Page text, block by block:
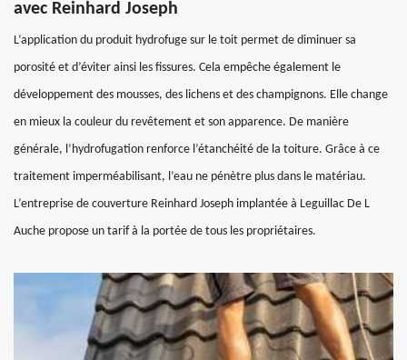
avec Reinhard Joseph
L’application du produit hydrofuge sur le toit permet de diminuer sa
porosité et d’éviter ainsi les fissures. Cela empêche également le
développement des mousses, des lichens et des champignons. Elle change
en mieux la couleur du revêtement et son apparence. De manière
générale, l’hydrofugation renforce l’étanchéité de la toiture. Grâce à ce
traitement imperméabilisant, l’eau ne pénètre plus dans le matériau.
L’entreprise de couverture Reinhard Joseph implantée à Leguillac De L
Auche propose un tarif à la portée de tous les propriétaires.